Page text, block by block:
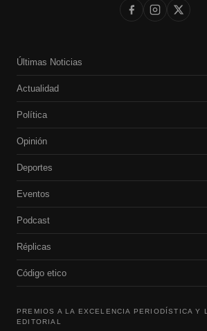
Últimas Noticias
Actualidad
Política
Opinión
Deportes
Eventos
Podcast
Réplicas
Código etico
PREMIOS A LA EXCELENCIA PERIODÍSTICA Y
EDITORIAL